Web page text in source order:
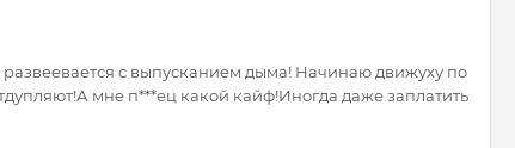
развеевается с выпусканием дыма! Начинаю движуху по
мне п***ец какой кайф!Иногда даже заплатить